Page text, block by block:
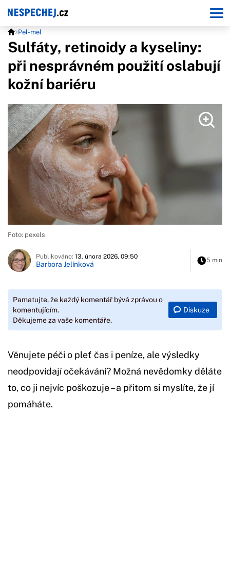
Pel-mel
Sulfáty, retinoidy a kyseliny:
při nesprávném použití oslabují
kožní bariéru
Foto: pexels
Publikováno: 13. února 2026, 09:50
Barbora Jelínková 5 min
Pamatujte, že každý komentář bývá zprávou o
komentujícím.
Děkujeme za vaše komentáře.
Diskuze
Věnujete péči o pleť čas i peníze, ale výsledky
neodpovídají očekávání? Možná nevědomky děláte
to, co ji nejvíc poškozuje – a přitom si myslíte, že jí
pomáháte.